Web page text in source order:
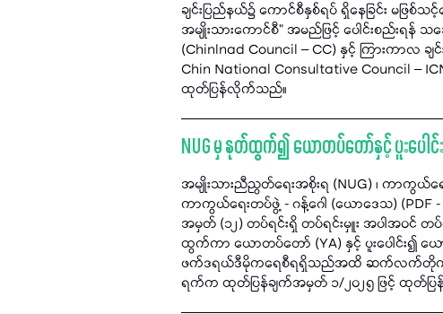
ချင်းပြည်နယ်၌ ကောင်စီနှစ်ရပ် ရှိနေခြင်း မဖ
အမျိုးသားကောင်စီ" အမည်ဖြင့် ပေါင်းစည်းရန် သ
(Chinlnad Council – CC) နှင့် ကြားကာလ ခ
Chin National Consultative Council –
ထုတ်ပြန်လိုက်သည်။
NUG မှ နုတ်ထွက်၍ ယောတပ်တော်နှင့် ပူးပေါ
အမျိုးသားညီညွတ်ရေးအစိုးရ (NUG) ၊ ကာကွယ်
ကာကွယ်ရေးတပ်ဖွဲ့ - ဂန့်ဂေါ (ယောဒေသ) (PDF -
အမှတ် (၁၂) တပ်ရင်းရှိ တပ်ရင်းမှူး အပါအဝင် တ
ထွက်ကာ ယောတပ်တော် (YA) နှင့် ပူးပေါင်း၍ ယေ
ဖက်ဒရယ်ဒီမိုကရေစီရရှိသည်အထိ ဆက်လက်တိုက်ပွဲဝင်
ရက်က ထုတ်ပြန်ချက်အမှတ် ၁/၂၀၂၅ ဖြင့် ထုတ်ပ